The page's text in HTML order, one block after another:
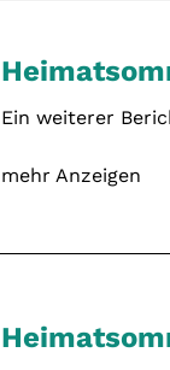
Ein weiterer
mehr Anzeigen